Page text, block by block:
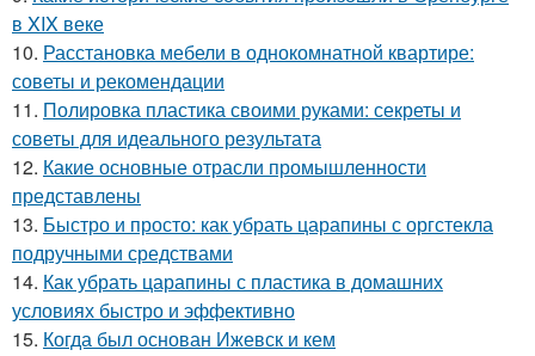
в XIX веке
10. Расстановка мебели в однокомнатной квартире:
советы и рекомендации
11. Полировка пластика своими руками: секреты и
советы для идеального результата
12. Какие основные отрасли промышленности
представлены
13. Быстро и просто: как убрать царапины с оргстекла
подручными средствами
14. Как убрать царапины с пластика в домашних
условиях быстро и эффективно
15. Когда был основан Ижевск и кем